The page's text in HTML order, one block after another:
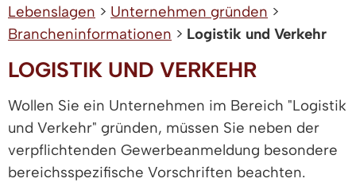
Lebenslagen > Unternehmen gründen >
Brancheninformationen > Logistik und Verkehr
LOGISTIK UND VERKEHR
Wollen Sie ein Unternehmen im Bereich "Logistik
und Verkehr" gründen, müssen Sie neben der
verpflichtenden Gewerbeanmeldung besondere
bereichsspezifische Vorschriften beachten.